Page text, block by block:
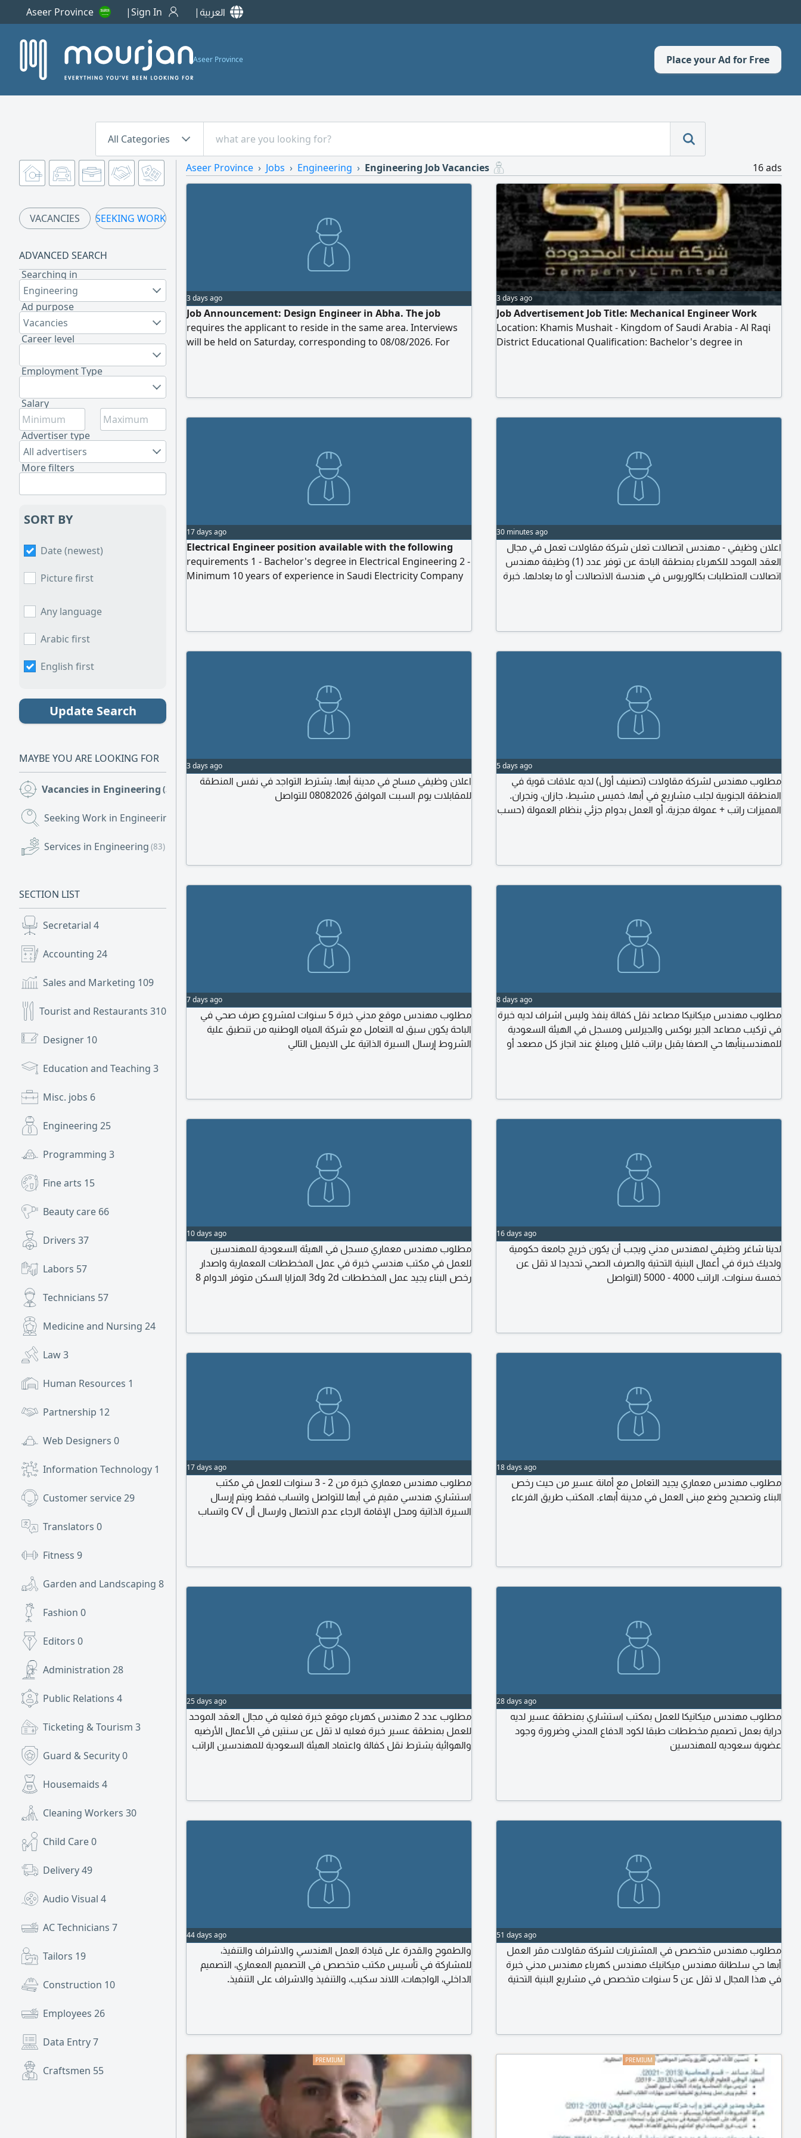
Aseer Province Sign In العربية
Aseer Province Place your Ad for Free
All Categories
VACANCIES SEEKING WORK
ADVANCED SEARCH
Searching in
Engineering
Ad purpose
Vacancies
Career level
Employment Type
Salary
Advertiser type
All advertisers
More filters
SORT BY
Date (newest)
Picture first
Any language
Arabic first
English first
Update Search
MAYBE YOU ARE LOOKING FOR
Vacancies in Engineering (25)
Seeking Work in Engineering
Services in Engineering (83)
SECTION LIST
Secretarial 4
Accounting 24
Sales and Marketing 109
Tourist and Restaurants 310
Designer 10
Education and Teaching 3
Misc. jobs 6
Engineering 25
Programming 3
Fine arts 15
Beauty care 66
Drivers 37
Labors 57
Technicians 57
Medicine and Nursing 24
Law3
Human Resources 1
Partnership 12
Web Designers 0
Information Technology 1
Customer service29
Translators 0
Fitness 9
Garden and Landscaping 8
Fashion 0
Editors 0
Administration 28
Public Relations 4
Ticketing & Tourism 3
Guard & Security0
Housemaids 4
Cleaning Workers 30
Child Care0
Delivery49
Audio Visual 4
AC Technicians 7
Tailors 19
Construction 10
Employees 26
Data Entry7
Craftsmen 55
Aseer Province Jobs Engineering Engineering Job Vacancies 16 ads
3 days ago
Job Announcement: Design Engineer in Abha. The job
requires the applicant to reside in the same area. Interviews
will be held on Saturday, corresponding to 08/08/2026. For
3 days ago
Job Advertisement Job Title: Mechanical Engineer Work
Location: Khamis Mushait - Kingdom of Saudi Arabia - Al Raqi
District Educational Qualification: Bachelor's degree in
Managing and supervising projects. - Preparing and reviewing
17 days ago
Electrical Engineer position available with the following
requirements 1 - Bachelor's degree in Electrical Engineering 2 -
Minimum 10 years of experience in Saudi Electricity Company
Saudi Council of Engineers 6 - Valid
30 minutes ago
اعلان وظيفي - مهندس اتصالات تعلن شركة مقاولات تعمل في مجال
العقد الموحد للكهرباء بمنطقة الباحة عن توفر عدد (1) وظيفة مهندس
اتصالات المتطلبات بكالوريوس في هندسة الاتصالات أو ما يعادلها. خبرة
3 days ago
اعلان وظيفي مساح في مدينة أبها. يشترط التواجد في نفس المنطقة
للمقابلات يوم السبت الموافق 08082026 للتواصل
5 days ago
مطلوب مهندس لشركة مقاولات (تصنيف أول) لديه علاقات قوية في
المنطقة الجنوبية لجلب مشاريع في أبها، خميس مشيط، جازان، ونجران.
المميزات راتب + عمولة مجزية، أو العمل بدوام جزئي بنظام العمولة (حسب
7 days ago
مطلوب مهندس موقع مدني خبرة 5 سنوات لمشروع صرف صحي في
الباحة يكون سبق له التعامل مع شركة المياه الوطنيه من تنطبق علية
الشروط إرسال السيرة الذاتية على الايميل التالي
8 days ago
مطلوب مهندس ميكانيكا مصاعد نقل كفالة ينفذ وليس اشراف لديه خبرة
في تركيب مصاعد الجير بوكس والجيرلس ومسجل في الهيئة السعودية
للمهندسينأبها حي الصفا يقبل براتب قليل ومبلغ عند انجاز كل مصعد أو
10 days ago
مطلوب مهندس معماري مسجل في الهيئة السعودية للمهندسين
للعمل في مكتب هندسي خبرة في عمل المخططات المعمارية واصدار
رخص البناء يجيد عمل المخططات 2d و3d المزايا السكن متوفر الدوام 8
16 days ago
لدينا شاغر وظيفي لمهندس مدني ويجب أن يكون خريج جامعة حكومية
ولديك خبرة في أعمال البنية التحتية والصرف الصحي تحديدا لا تقل عن
خمسة سنوات. الراتب 4000 - 5000 (التواصل
17 days ago
مطلوب مهندس معماري خبرة من 2 - 3 سنوات للعمل في مكتب
استشاري هندسي مقيم في أبها للتواصل واتساب فقط ويتم إرسال
السيرة الذاتية ومحل الإقامة الرجاء عدم الاتصال وارسال أل CV واتساب
18 days ago
مطلوب مهندس معماري يجيد التعامل مع أمانة عسير من حيث رخص
البناء وتصحيح وضع مبنى العمل في مدينة أبهاء. المكتب طريق الفرعاء
25 days ago
مطلوب عدد 2 مهندس كهرباء موقع خبرة فعليه في مجال العقد الموحد
للعمل بمنطقة عسير خبرة فعليه لا تقل عن سنتين في الأعمال الأرضيه
والهوائية يشترط نقل كفالة واعتماد الهيئة السعودية للمهندسين الراتب
28 days ago
مطلوب مهندس ميكانيكا للعمل بمكتب استشاري بمنطقة عسير لديه
دراية بعمل تصميم مخططات طبقا لكود الدفاع المدني وضرورة وجود
عضوية سعوديه للمهندسين
44 days ago
والطموح والقدرة على قيادة العمل الهندسي والاشراف والتنفيذ،
للمشاركة في تأسيس مكتب متخصص في التصميم المعماري، التصميم
الداخلي، الواجهات، اللاند سكيب، والتنفيذ والاشراف على التنفيذ.
(Landscape Design) الاشراف
51 days ago
مطلوب مهندس متخصص في المشتريات لشركة مقاولات مقر العمل
أبها حي سلطانة مهندس ميكانيك مهندس كهرباء مهندس مدني خبرة
في هذا المجال لا تقل عن 5 سنوات متخصص في مشاريع البنية التحتية